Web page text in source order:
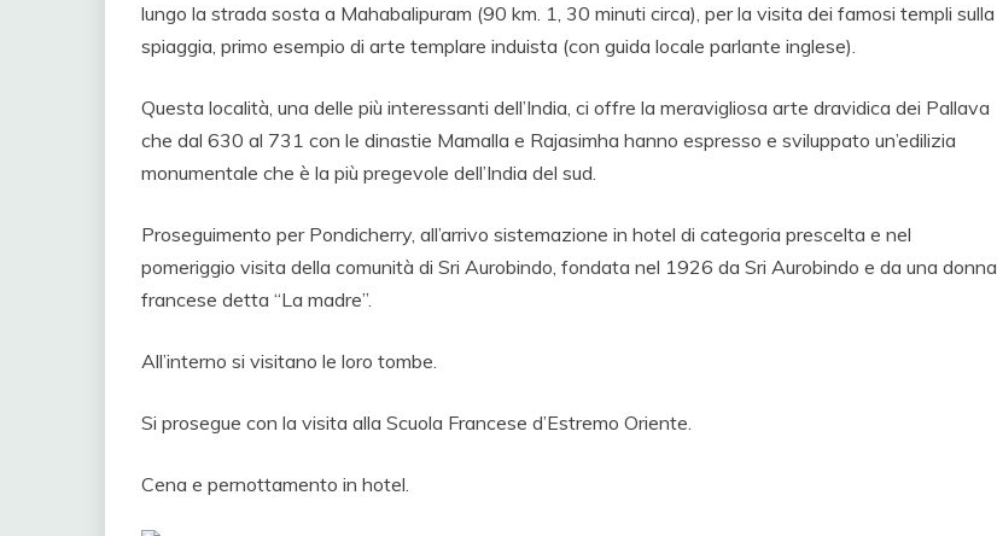
lungo la strada sosta a Mahabalipuram (90 km. 1, 30 minuti circa), per la visita dei famosi templi sulla
spiaggia, primo esempio di arte templare induista (con guida locale parlante inglese).
Questa località, una delle più interessanti dell’India, ci offre la meravigliosa arte dravidica dei Pallava
che dal 630 al 731 con le dinastie Mamalla e Rajasimha hanno espresso e sviluppato un’edilizia
monumentale che è la più pregevole dell’India del sud.
Proseguimento per Pondicherry, all’arrivo sistemazione in hotel di categoria prescelta e nel
pomeriggio visita della comunità di Sri Aurobindo, fondata nel 1926 da Sri Aurobindo e da una donna
francese detta “La madre”.
All’interno si visitano le loro tombe.
Si prosegue con la visita alla Scuola Francese d’Estremo Oriente.
Cena e pernottamento in hotel.